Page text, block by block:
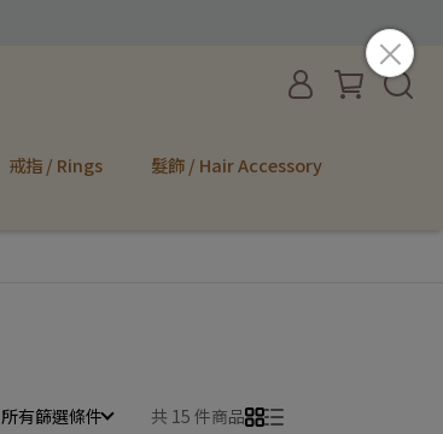
戒指 / Rings
髮飾 / Hair Accessory
所有篩選條件 共 15 件商品